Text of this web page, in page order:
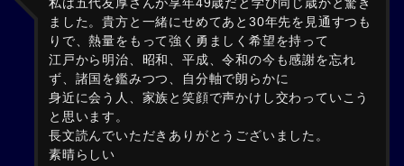
私は五代友厚さんが享年49歳だと学び同じ歳かと驚き
ました。貴方と一緒にせめてあと30年先を見通すつも
りで、熱量をもって強く勇ましく希望を持って
江戸から明治、昭和、平成、令和の今も感謝を忘れ
ず、諸国を鑑みつつ、自分軸で朗らかに
身近に会う人、家族と笑顔で声かけし交わっていこう
と思います。
長文読んでいただきありがとうございました。
素晴らしい